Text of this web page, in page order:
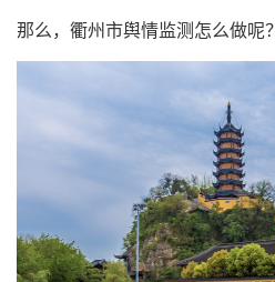
那么，衢州市舆情监测怎么做呢？